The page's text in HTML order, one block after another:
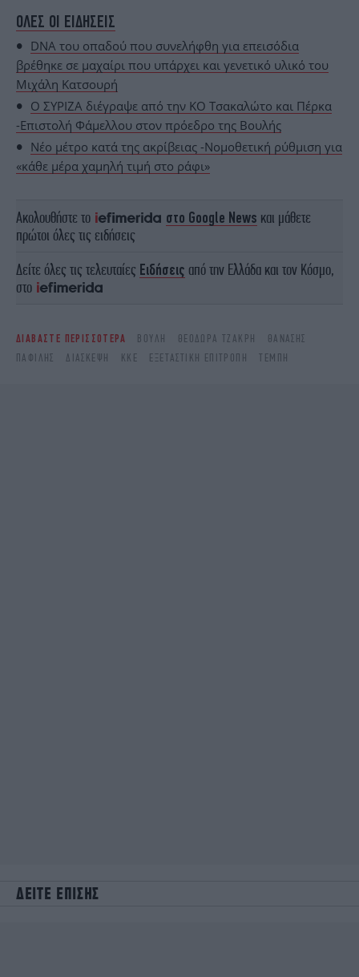
ΟΛΕΣ ΟΙ ΕΙΔΗΣΕΙΣ
DNA του οπαδού που συνελήφθη για επεισόδια
βρέθηκε σε μαχαίρι που υπάρχει και γενετικό υλικό του
Μιχάλη Κατσουρή
Ο ΣΥΡΙΖΑ διέγραψε από την ΚΟ Τσακαλώτο και Πέρκα
-Επιστολή Φάμελλου στον πρόεδρο της Βουλής
Νέο μέτρο κατά της ακρίβειας -Νομοθετική ρύθμιση για
«κάθε μέρα χαμηλή τιμή στο ράφι»
Ακολουθήστε το στο Google News και μάθετε
πρώτοι όλες τις ειδήσεις
Δείτε όλες τις τελευταίες Ειδήσεις από την Ελλάδα και τον Κόσμο,
στο
ΔΙΑΒΑΣΤΕ ΠΕΡΙΣΣΟΤΕΡΑ ΒΟΥΛΉ ΘΕΟΔΏΡΑ ΤΖΆΚΡΗ
ΘΑΝΆΣΗΣ
ΠΑΦΊΛΗΣ
ΔΙΆΣΚΕΨΗ ΚΚΕ ΕΞΕΤΑΣΤΙΚΉ ΕΠΙΤΡΟΠΉ ΤΈΜΠΗ
ΔΕΙΤΕ ΕΠΙΣΗΣ